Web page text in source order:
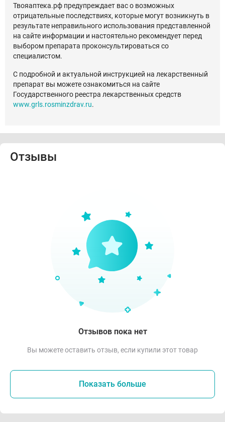
Твояаптека.рф предупреждает вас о возможных
отрицательные последствиях, которые могут возникнуть в
результате неправильного использования представленной
на сайте информации и настоятельно рекомендует перед
выбором препарата проконсультироваться со
специалистом.
С подробной и актуальной инструкцией на лекарственный
препарат вы можете ознакомиться на сайте
Государственного реестра лекарственных средств
www.grls.rosminzdrav.ru.
Отзывы
Отзывов пока нет
Вы можете оставить отзыв, если купили этот товар
Показать больше